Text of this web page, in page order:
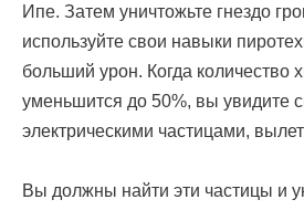
Ипе. Затем уничтожьте гнездо
используйте свои навыки
больший урон. Когда количество
уменьшится до 50%, вы увидите
электрическими частицами,
Вы должны найти эти частицы и